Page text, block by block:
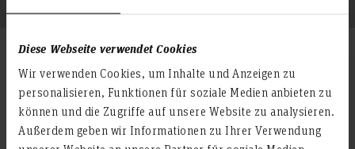
Diese Webseite verwendet Cookies
Wir verwenden Cookies, um Inhalte und Anzeigen zu
personalisieren, Funktionen für soziale Medien anbieten zu
können und die Zugriffe auf unsere Website zu analysieren.
Außerdem geben wir Informationen zu Ihrer Verwendung
Veröffentlichungen und mehr...
Lebenslauf
Wissenschaftlicher Werdegang:
Forschung